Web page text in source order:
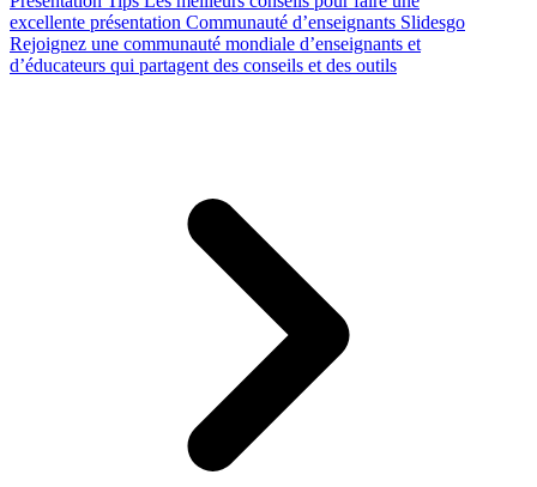
excellente présentation Communauté d’enseignants Slidesgo
Rejoignez une communauté mondiale d’enseignants et
d’éducateurs qui partagent des conseils et des outils